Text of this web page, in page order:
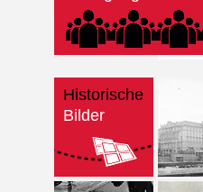
Historische
Bilder